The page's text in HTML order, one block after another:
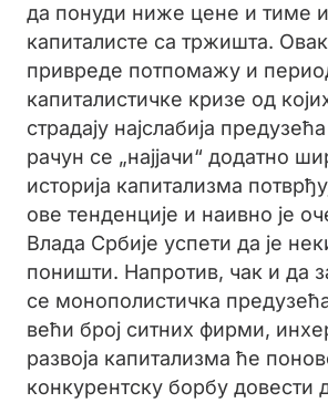
да понуди ниже цене и тиме
капиталисте са тржишта.
привреде потпомажу и
капиталистичке кризе од
страдају најслабија
рачун се „најјачи“ додатно
историја капитализма
ове тенденције и наивно је
Влада Србије успети да је
поништи. Напротив, чак и да
се монополистичка
већи број ситних фирми,
развоја капитализма ће
конкурентску борбу довести